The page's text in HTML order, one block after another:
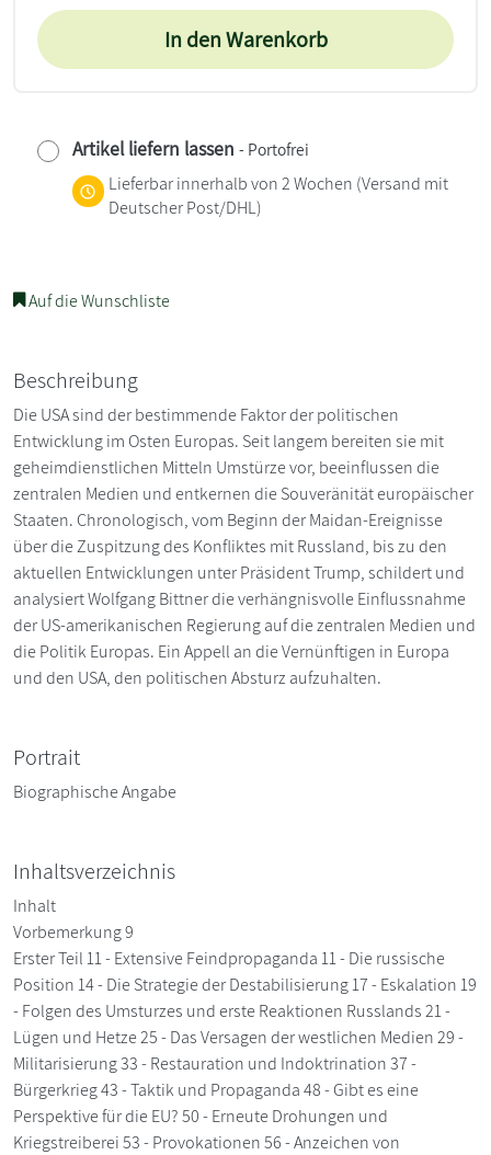
In den Warenkorb
Artikel liefern lassen - Portofrei
Lieferbar innerhalb von 2 Wochen (Versand mit
Deutscher Post/DHL)
Auf die Wunschliste
Beschreibung
Die USA sind der bestimmende Faktor der politischen
Entwicklung im Osten Europas. Seit langem bereiten sie mit
geheimdienstlichen Mitteln Umstürze vor, beeinflussen die
zentralen Medien und entkernen die Souveränität europäischer
Staaten. Chronologisch, vom Beginn der Maidan-Ereignisse
über die Zuspitzung des Konfliktes mit Russland, bis zu den
aktuellen Entwicklungen unter Präsident Trump, schildert und
analysiert Wolfgang Bittner die verhängnisvolle Einflussnahme
der US-amerikanischen Regierung auf die zentralen Medien und
die Politik Europas. Ein Appell an die Vernünftigen in Europa
und den USA, den politischen Absturz aufzuhalten.
Portrait
Biographische Angabe
Inhaltsverzeichnis
Inhalt
Vorbemerkung 9
Erster Teil 11 - Extensive Feindpropaganda 11 - Die russische
Position 14 - Die Strategie der Destabilisierung 17 - Eskalation 19
- Folgen des Umsturzes und erste Reaktionen Russlands 21 -
Lügen und Hetze 25 - Das Versagen der westlichen Medien 29 -
Militarisierung 33 - Restauration und Indoktrination 37 -
Bürgerkrieg 43 - Taktik und Propaganda 48 - Gibt es eine
Perspektive für die EU? 50 - Erneute Drohungen und
Kriegstreiberei 53 - Provokationen 56 - Anzeichen von